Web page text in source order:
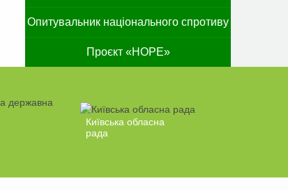
Опитувальник національного спротиву
Проєкт «HOPE»
Київська обласна
рада